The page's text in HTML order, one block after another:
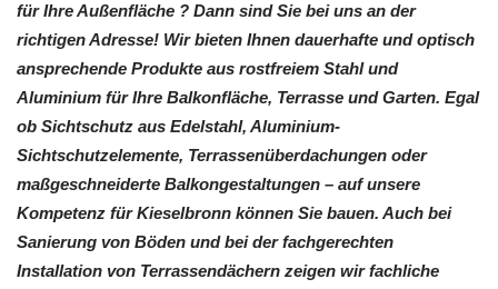
für Ihre Außenfläche ? Dann sind Sie bei uns an der
richtigen Adresse! Wir bieten Ihnen dauerhafte und optisch
ansprechende Produkte aus rostfreiem Stahl und
Aluminium für Ihre Balkonfläche, Terrasse und Garten. Egal
ob Sichtschutz aus Edelstahl, Aluminium-
Sichtschutzelemente, Terrassenüberdachungen oder
maßgeschneiderte Balkongestaltungen – auf unsere
Kompetenz für Kieselbronn können Sie bauen. Auch bei
Sanierung von Böden und bei der fachgerechten
Installation von Terrassendächern zeigen wir fachliche